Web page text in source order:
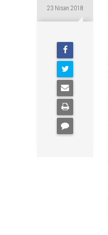
23 Nisan 2018